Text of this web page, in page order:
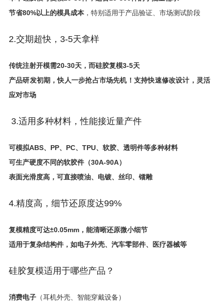
节省80%以上的模具成本，特别适用于产品验证、市场测试阶段
2.交期超快，3-5天拿样
传统注射开模需20-30天，而硅胶复模3-5天
产品研发初期，快人一步抢占市场先机！ 支持快速修改设计，灵活
应对市场
3.适用多种材料，性能接近量产件
可模拟ABS、PP、PC、TPU、软胶、透明件等多种材料
可生产硬度不同的软胶件（30A-90A）
表面光滑度高，可直接喷油、电镀、丝印、镭雕
4.精度高，细节还原度达99%
复模精度可达±0.05mm，能清晰还原微小细节
适用于复杂结构件，如电子外壳、汽车零部件、医疗器械等
硅胶复模适用于哪些产品？
消费电子（耳机外壳、智能穿戴设备）